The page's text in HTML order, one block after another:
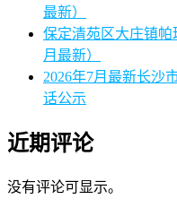
最新）
保定清苑区大庄镇帕
月最新）
2026年7月最新长沙
话公示
近期评论
没有评论可显示。